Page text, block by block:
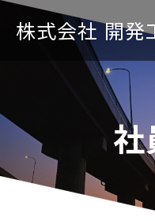
株式会社 開発
社